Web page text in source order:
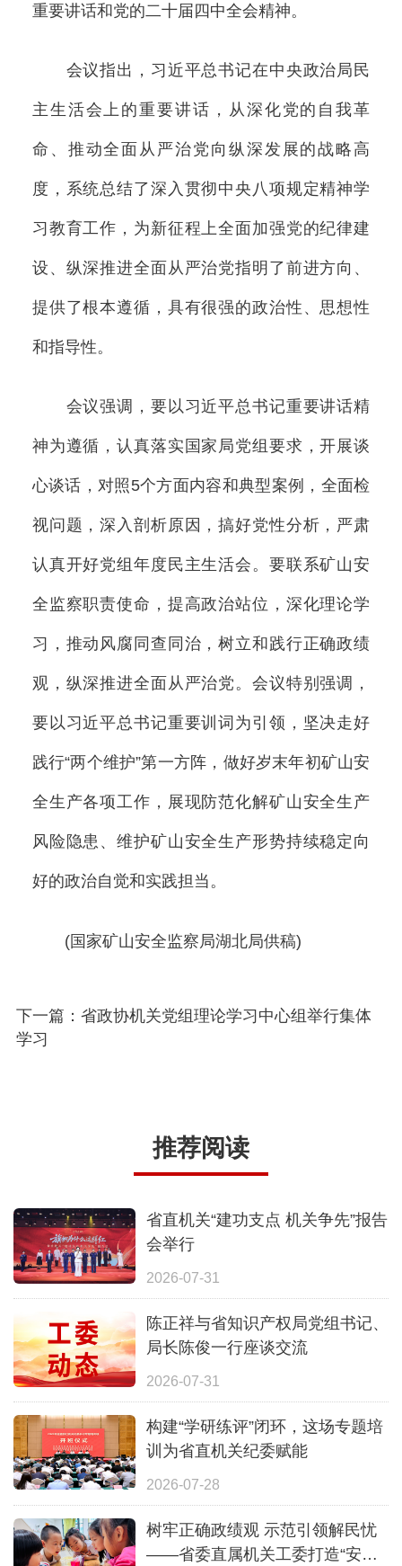
重要讲话和党的二十届四中全会精神。
会议指出，习近平总书记在中央政治局民
主生活会上的重要讲话，从深化党的自我革
命、推动全面从严治党向纵深发展的战略高
度，系统总结了深入贯彻中央八项规定精神学
习教育工作，为新征程上全面加强党的纪律建
设、纵深推进全面从严治党指明了前进方向、
提供了根本遵循，具有很强的政治性、思想性
和指导性。
会议强调，要以习近平总书记重要讲话精
神为遵循，认真落实国家局党组要求，开展谈
心谈话，对照5个方面内容和典型案例，全面检
视问题，深入剖析原因，搞好党性分析，严肃
认真开好党组年度民主生活会。要联系矿山安
全监察职责使命，提高政治站位，深化理论学
习，推动风腐同查同治，树立和践行正确政绩
观，纵深推进全面从严治党。会议特别强调，
要以习近平总书记重要训词为引领，坚决走好
践行“两个维护”第一方阵，做好岁末年初矿山安
全生产各项工作，展现防范化解矿山安全生产
风险隐患、维护矿山安全生产形势持续稳定向
好的政治自觉和实践担当。
(国家矿山安全监察局湖北局供稿)
下一篇：省政协机关党组理论学习中心组举行集体
学习
推荐阅读
省直机关“建功支点 机关争先”报告
会举行
2026-07-31
陈正祥与省知识产权局党组书记、
局长陈俊一行座谈交流
2026-07-31
构建“学研练评”闭环，这场专题培
训为省直机关纪委赋能
2026-07-28
树牢正确政绩观 示范引领解民忧
——省委直属机关工委打造“安心